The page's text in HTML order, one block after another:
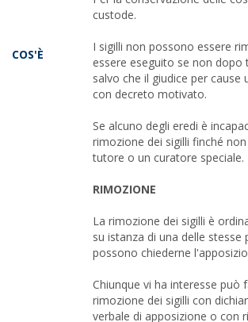
COS'È
custode.
I sigilli non possono essere
essere eseguito se non
salvo che il giudice per
con decreto motivato.
Se alcuno degli eredi è
rimozione dei sigilli finché
tutore o un curatore speciale.
RIMOZIONE
La rimozione dei sigilli è
su istanza di una delle stesse
possono chiederne
Chiunque vi ha interesse può
rimozione dei sigilli con
verbale di apposizione o con